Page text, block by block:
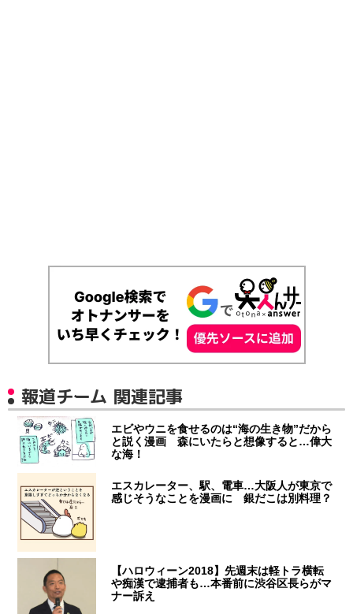
報道チーム 関連記事
エビやウニを食せるのは“海の生き物”だから
と説く漫画 森にいたらと想像すると…偉大
な海！
エスカレーター、駅、電車…大阪人が東京で
感じそうなことを漫画に 銀だこは別料理？
【ハロウィーン2018】先週末は軽トラ横転
や痴漢で逮捕者も…本番前に渋谷区長らがマ
ナー訴え